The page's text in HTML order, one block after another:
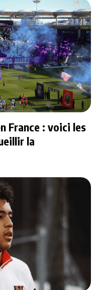
France : voici les
la